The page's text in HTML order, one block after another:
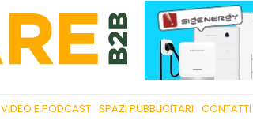
VIDEO E PODCAST SPAZI PUBBLICITARI CONTATTI